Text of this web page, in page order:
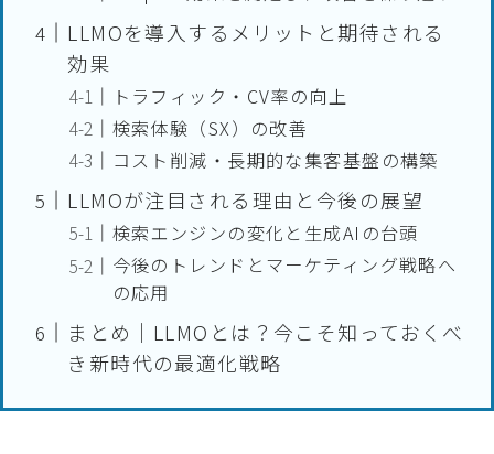
LLMOを導入するメリットと期待される
効果
トラフィック・CV率の向上
検索体験（SX）の改善
コスト削減・長期的な集客基盤の構築
LLMOが注目される理由と今後の展望
検索エンジンの変化と生成AIの台頭
今後のトレンドとマーケティング戦略へ
の応用
まとめ｜LLMOとは？今こそ知っておくべ
き新時代の最適化戦略